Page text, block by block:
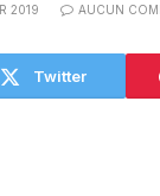
2019 AUCUN
Twitter